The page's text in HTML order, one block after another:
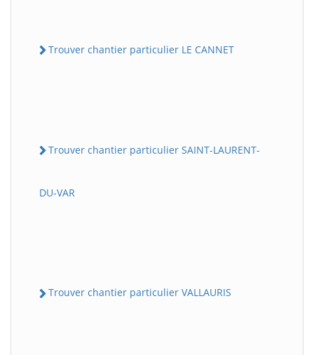
Trouver chantier particulier LE CANNET
Trouver chantier particulier SAINT-LAURENT-
DU-VAR
Trouver chantier particulier VALLAURIS